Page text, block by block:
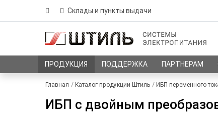
Склады и пункты выдачи
ПРОДУКЦИЯ ПОДДЕРЖКА ПАРТНЕРАМ
Главная Каталог продукции Штиль ИБП переменного
ИБП с двойным